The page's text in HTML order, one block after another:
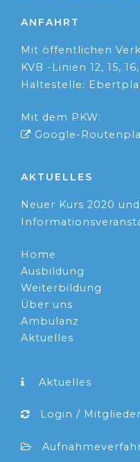
ANFAHRT
Mit öffentlichen
KVB -Linien 12, 15,
Haltestelle:
Mit dem PKW:
Google-
AKTUELLES
Neuer Kurs 2020 und
Home
Ausbildung
Weiterbildung
Über uns
Ambulanz
Aktuelles
Aktuelles
Login /